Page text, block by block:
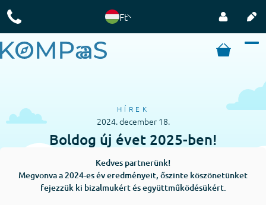
Ft
HÍREK
2024. december 18.
Boldog új évet 2025-ben!
Kedves partnerünk!
Megvonva a 2024-es év eredményeit, őszinte köszönetünket
fejezzük ki bizalmukért és együttműködésükért.